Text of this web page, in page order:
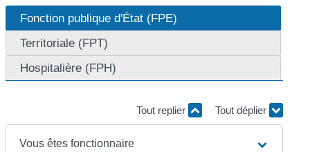
Fonction publique d'État (FPE)
Territoriale (FPT)
Hospitalière (FPH)
Tout replier Tout déplier
Vous êtes fonctionnaire